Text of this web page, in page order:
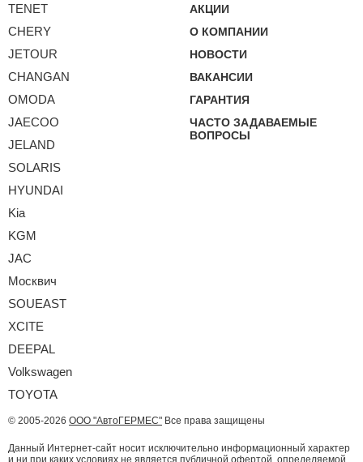
TENET
CHERY
JETOUR
CHANGAN
OMODA
JAECOO
JELAND
SOLARIS
HYUNDAI
Kia
KGM
JAC
Москвич
SOUEAST
XCITE
DEEPAL
Volkswagen
TOYOTA
АКЦИИ
О КОМПАНИИ
НОВОСТИ
ВАКАНСИИ
ГАРАНТИЯ
ЧАСТО ЗАДАВАЕМЫЕ
ВОПРОСЫ
© 2005-2026 ООО "АвтоГЕРМЕС" Все права защищены
Данный Интернет-сайт носит исключительно информационный характер
и ни при каких условиях не является публичной офертой, определяемой